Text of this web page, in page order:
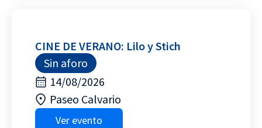
CINE DE VERANO: Lilo y Stich
Sin aforo
14/08/2026
Paseo Calvario
Ver evento